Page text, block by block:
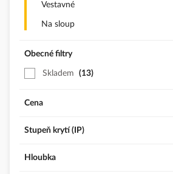
Vestavné
Na sloup
Obecné filtry
Skladem 13
Cena
Stupeň krytí (IP)
Hloubka